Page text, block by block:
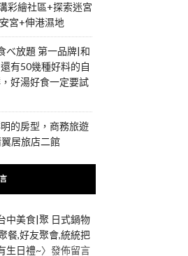
彩繪社區+探索迷宮
宮+伸港濕地
べ放題 第一品牌|和
有50幾種好料的自
好湯好食一定要試
的房型，商務旅遊
居旅店二館
中美食|聚 日式鍋物
餐,好友聚會,統統把
生日禮~〉發佈留言